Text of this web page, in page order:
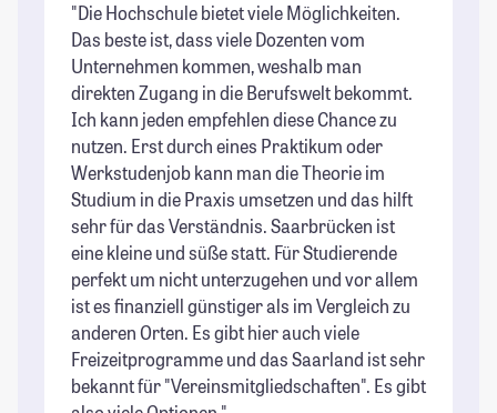
"Die Hochschule bietet viele Möglichkeiten.
Das beste ist, dass viele Dozenten vom
Unternehmen kommen, weshalb man
direkten Zugang in die Berufswelt bekommt.
Ich kann jeden empfehlen diese Chance zu
nutzen. Erst durch eines Praktikum oder
Werkstudenjob kann man die Theorie im
Studium in die Praxis umsetzen und das hilft
sehr für das Verständnis. Saarbrücken ist
eine kleine und süße statt. Für Studierende
perfekt um nicht unterzugehen und vor allem
ist es finanziell günstiger als im Vergleich zu
anderen Orten. Es gibt hier auch viele
Freizeitprogramme und das Saarland ist sehr
bekannt für "Vereinsmitgliedschaften". Es gibt